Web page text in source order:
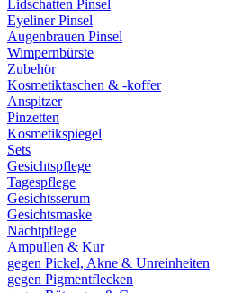
Lidschatten Pinsel
Eyeliner Pinsel
Augenbrauen Pinsel
Wimpernbürste
Zubehör
Kosmetiktaschen & -koffer
Anspitzer
Pinzetten
Kosmetikspiegel
Sets
Gesichtspflege
Tagespflege
Gesichtsserum
Gesichtsmaske
Nachtpflege
Ampullen & Kur
gegen Pickel, Akne & Unreinheiten
gegen Pigmentflecken